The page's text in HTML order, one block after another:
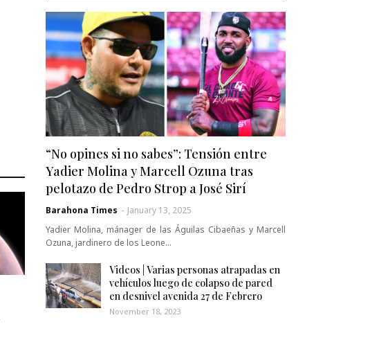
“No opines si no sabes”: Tensión entre
Yadier Molina y Marcell Ozuna tras
pelotazo de Pedro Strop a José Sirí
Barahona Times - January 13, 2025
Yadier Molina, mánager de las Águilas Cibaeñas y Marcell
Ozuna, jardinero de los Leone…
Videos | Varias personas atrapadas en
vehículos luego de colapso de pared
en desnivel avenida 27 de Febrero
November 18, 2023